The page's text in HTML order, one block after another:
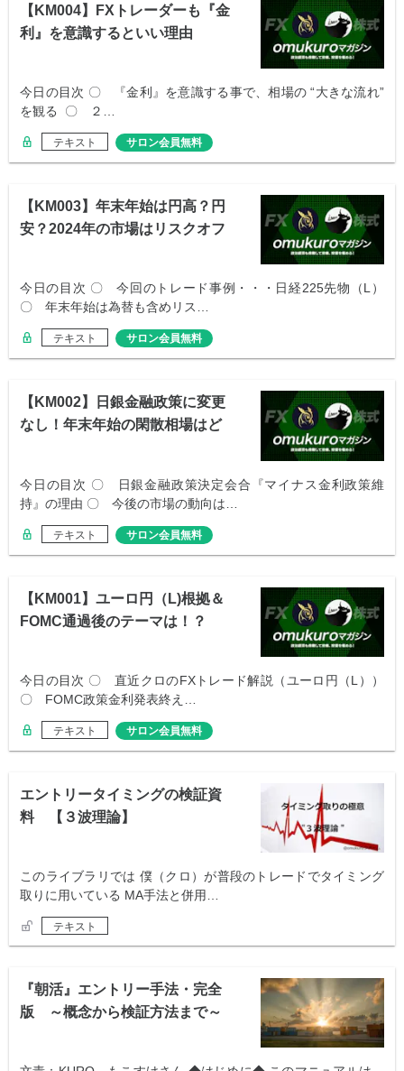
【KM004】FXトレーダーも『金
利』を意識するといい理由
今日の目次 〇 『金利』を意識する事で、相場の “大きな流れ”
を観る 〇 ２…
テキスト サロン会員無料
【KM003】年末年始は円高？円
安？2024年の市場はリスクオフ
今日の目次 〇 今回のトレード事例・・・日経225先物（L）
〇 年末年始は為替も含めリス…
テキスト サロン会員無料
【KM002】日銀金融政策に変更
なし！年末年始の閑散相場はど
今日の目次 〇 日銀金融政策決定会合『マイナス金利政策維
持』の理由 〇 今後の市場の動向は…
テキスト サロン会員無料
【KM001】ユーロ円（L)根拠＆
FOMC通過後のテーマは！？
今日の目次 〇 直近クロのFXトレード解説（ユーロ円（L））
〇 FOMC政策金利発表終え…
テキスト サロン会員無料
エントリータイミングの検証資
料 【３波理論】
このライブラリでは 僕（クロ）が普段のトレードでタイミング
取りに用いている MA手法と併用…
テキスト
『朝活』エントリー手法・完全
版 ～概念から検証方法まで～